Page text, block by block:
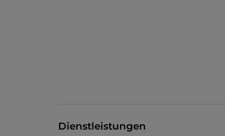
Dienstleistungen